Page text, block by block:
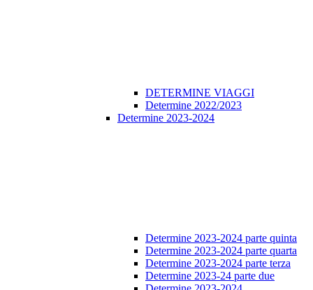
DETERMINE VIAGGI
Determine 2022/2023
Determine 2023-2024
Determine 2023-2024 parte quinta
Determine 2023-2024 parte quarta
Determine 2023-2024 parte terza
Determine 2023-24 parte due